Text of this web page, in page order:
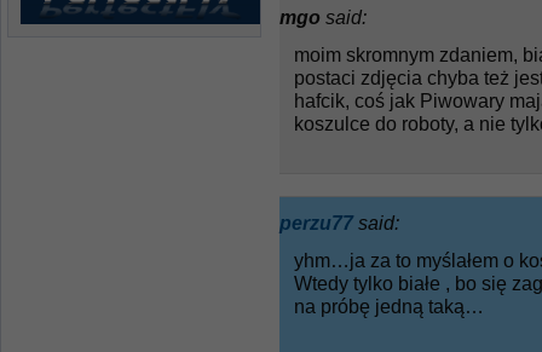
mgo said:
moim skromnym zdaniem,
postaci zdjęcia chyba też
hafcik, coś jak Piwowary
koszulce do roboty, a nie
perzu77 said:
yhm…ja za to myślałem o
Wtedy tylko białe , bo się
na próbę jedną taką…